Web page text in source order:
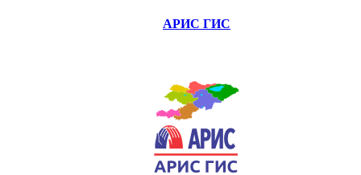
АРИС ГИС